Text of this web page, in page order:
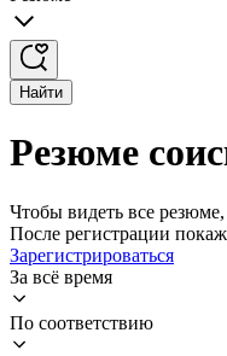
Найти
Резюме
Чтобы видеть все резюме,
После регистрации
Зарегистрироваться
За всё время
По соответствию